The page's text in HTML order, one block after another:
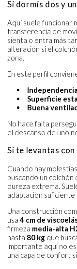
Si dormís dos y
Aquí suele funcionar
transferencia de
sienta o entra más
alteración si el
zona.
En este perfil
Superficie
Buena
No hace falta
el descanso de uno
Si te levantas
Cuando hay
buscando un colchón
dureza extrema.
adaptación
Una construcción
usa4 cm de
firmeza media-alta
hasta 80 kg que
importante aquí no
una capa de confort